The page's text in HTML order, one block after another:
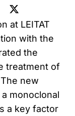
at LEITAT
with the
the
treatment of
new
monoclonal
a key factor